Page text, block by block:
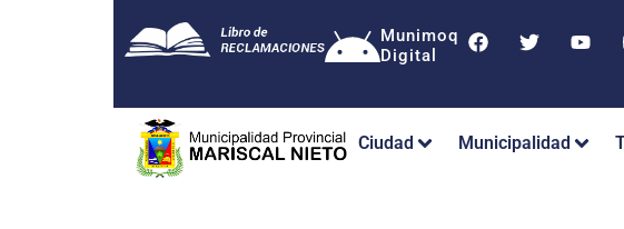
Munimoq
Digital
Ciudad Municipalidad